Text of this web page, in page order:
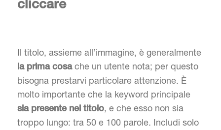
cliccare
Il titolo, assieme all’immagine, è generalmente
la prima cosache un utente nota; per questo
bisogna prestarvi particolare attenzione. È
molto importante che la keyword principale
sia presente nel titolo, e che esso non sia
troppo lungo: tra 50 e 100 parole. Includi solo